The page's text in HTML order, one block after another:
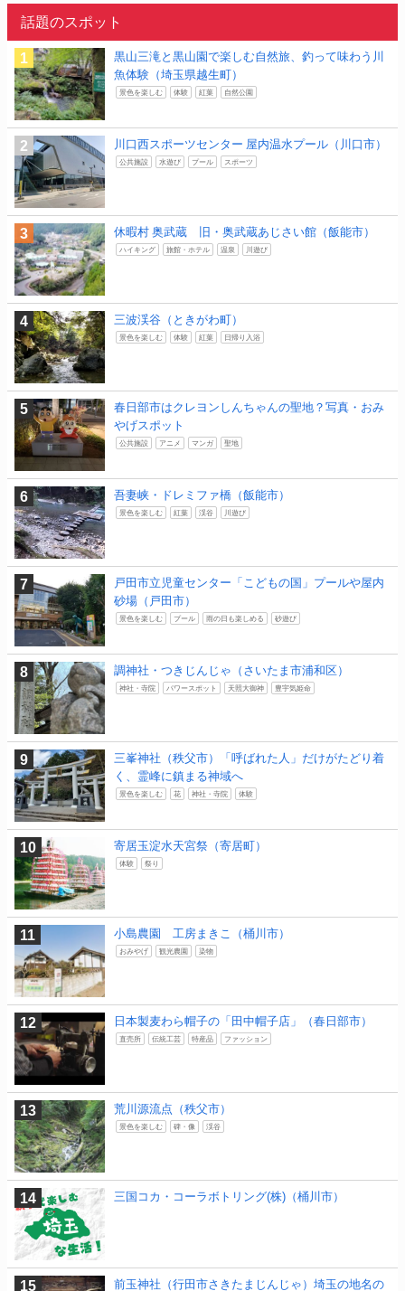
話題のスポット
黒山三滝と黒山園で楽しむ自然旅、釣って味わう川
魚体験（埼玉県越生町）
景色を楽しむ 体験 紅葉 自然公園
川口西スポーツセンター 屋内温水プール（川口市）
公共施設 水遊び プール スポーツ
休暇村 奥武蔵 旧・奥武蔵あじさい館（飯能市）
ハイキング 旅館・ホテル 温泉 川遊び
三波渓谷（ときがわ町）
景色を楽しむ 体験 紅葉 日帰り入浴
春日部市はクレヨンしんちゃんの聖地？写真・おみ
やげスポット
公共施設 アニメ マンガ 聖地
吾妻峡・ドレミファ橋（飯能市）
景色を楽しむ 紅葉 渓谷 川遊び
戸田市立児童センター「こどもの国」プールや屋内
砂場（戸田市）
景色を楽しむ プール 雨の日も楽しめる 砂遊び
調神社・つきじんじゃ（さいたま市浦和区）
神社・寺院 パワースポット 天照大御神 豊宇気姫命
三峯神社（秩父市）「呼ばれた人」だけがたどり着
く、霊峰に鎮まる神域へ
景色を楽しむ 花 神社・寺院 体験
寄居玉淀水天宮祭（寄居町）
体験 祭り
小島農園 工房まきこ（桶川市）
おみやげ 観光農園 染物
日本製麦わら帽子の「田中帽子店」（春日部市）
直売所 伝統工芸 特産品 ファッション
荒川源流点（秩父市）
景色を楽しむ 碑・像 渓谷
三国コカ・コーラボトリング(株)（桶川市）
前玉神社（行田市さきたまじんじゃ）埼玉の地名の